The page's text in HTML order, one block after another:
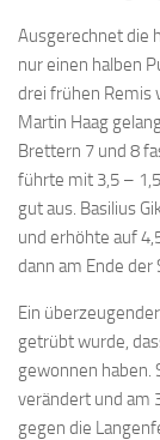
3. Mannschaft
4. Mannschaft
Jugendschach
Schach online
1.Online
Termine
Verein
Vorstand
Mitglieder
Mitglied
Ausgerechnet die
nur einen halben
drei frühen Remis
Martin Haag
Brettern 7 und 8
führte mit 3,5 –
gut aus. Basilius
und erhöhte auf
dann am Ende der
Ein
getrübt wurde,
gewonnen haben.
verändert und am
gegen die